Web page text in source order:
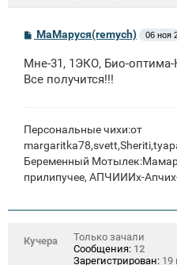
С
о
б
щ
МаМаруся(remyсh) 06 ноя
Мне-31, 1ЭКО, Био-
Все получится!!!
Персональные чихи:от
Беременный
прилипучее, АПЧИИИх-
Кучера
Только зачали
Сообщения: 12
Зарегистрирован: 19